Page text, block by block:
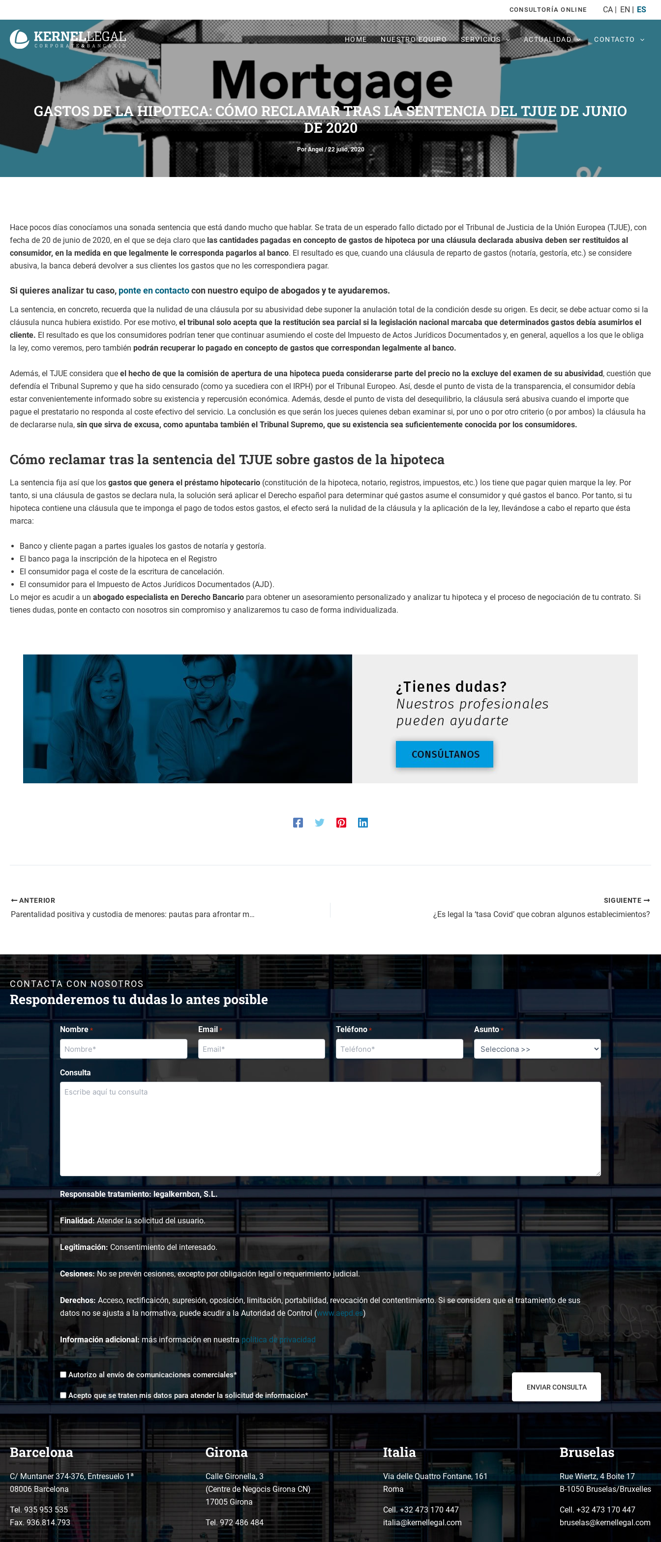
al
contenido
CONSULTORÍA ONLINE CA EN ES
HOME NUESTRO EQUIPO SERVICIOS ACTUALIDAD CONTACTO
GASTOS DE LA HIPOTECA: CÓMO RECLAMAR TRAS LA SENTENCIA DEL TJUE DE JUNIO
DE 2020
PorAngel /22 julio, 2020
Hace pocos días conocíamos una sonada sentencia que está dando mucho que hablar. Se trata de un esperado fallo dictado por el Tribunal de Justicia de la Unión Europea (TJUE), con
fecha de 20 de junio de 2020, en el que se deja claro que las cantidades pagadas en concepto de gastos de hipoteca por una cláusula declarada abusiva deben ser restituidos al
consumidor, en la medida en que legalmente le corresponda pagarlos al banco. El resultado es que, cuando una cláusula de reparto de gastos (notaría, gestoría, etc.) se considere
abusiva, la banca deberá devolver a sus clientes los gastos que no les correspondiera pagar.
Si quieres analizar tu caso, ponte en contacto con nuestro equipo de abogados y te ayudaremos.
La sentencia, en concreto, recuerda que la nulidad de una cláusula por su abusividad debe suponer la anulación total de la condición desde su origen. Es decir, se debe actuar como si la
cláusula nunca hubiera existido. Por ese motivo, el tribunal solo acepta que la restitución sea parcial si la legislación nacional marcaba que determinados gastos debía asumirlos el
cliente. El resultado es que los consumidores podrían tener que continuar asumiendo el coste del Impuesto de Actos Jurídicos Documentados y, en general, aquellos a los que le obliga
la ley, como veremos, pero también podrán recuperar lo pagado en concepto de gastos que correspondan legalmente al banco.
Además, el TJUE considera que el hecho de que la comisión de apertura de una hipoteca pueda considerarse parte del precio no la excluye del examen de su abusividad, cuestión que
defendía el Tribunal Supremo y que ha sido censurado (como ya sucediera con el IRPH) por el Tribunal Europeo. Así, desde el punto de vista de la transparencia, el consumidor debía
estar convenientemente informado sobre su existencia y repercusión económica. Además, desde el punto de vista del desequilibrio, la cláusula será abusiva cuando el importe que
pague el prestatario no responda al coste efectivo del servicio. La conclusión es que serán los jueces quienes deban examinar si, por uno o por otro criterio (o por ambos) la cláusula ha
de declararse nula, sin que sirva de excusa, como apuntaba también el Tribunal Supremo, que su existencia sea suficientemente conocida por los consumidores.
Cómo reclamar tras la sentencia del TJUE sobre gastos de la hipoteca
La sentencia fija así que los gastos que genera el préstamo hipotecario (constitución de la hipoteca, notario, registros, impuestos, etc.) los tiene que pagar quien marque la ley. Por
tanto, si una cláusula de gastos se declara nula, la solución será aplicar el Derecho español para determinar qué gastos asume el consumidor y qué gastos el banco. Por tanto, si tu
hipoteca contiene una cláusula que te imponga el pago de todos estos gastos, el efecto será la nulidad de la cláusula y la aplicación de la ley, llevándose a cabo el reparto que ésta
marca:
Banco y cliente pagan a partes iguales los gastos de notaría y gestoría.
El banco paga la inscripción de la hipoteca en el Registro
El consumidor paga el coste de la escritura de cancelación.
El consumidor para el Impuesto de Actos Jurídicos Documentados (AJD).
Lo mejor es acudir a un abogado especialista en Derecho Bancario para obtener un asesoramiento personalizado y analizar tu hipoteca y el proceso de negociación de tu contrato. Si
tienes dudas, ponte en contacto con nosotros sin compromiso y analizaremos tu caso de forma individualizada.
ANTERIOR
Parentalidad positiva y custodia de menores: pautas para afrontar mejor el divorcio
SIGUIENTE
¿Es legal la ‘tasa Covid’ que cobran algunos establecimientos?
CONTACTA CON NOSOTROS
Responderemos tu dudas lo antes posible
Nombre * Email * Teléfono * Asunto *
Consulta
Responsable tratamiento: legalkernbcn, S.L.
Finalidad:Atender la solicitud del usuario.
Legitimación: Consentimiento del interesado.
Cesiones:No se prevén cesiones, excepto por obligación legal o requerimiento judicial.
Derechos: Acceso, rectificaicón, supresión, oposición, limitación, portabilidad, revocación del contentimiento. Si se considera que el tratamiento de sus
datos no se ajusta a la normativa, puede acudir a la Autoridad de Control (www.aepd.es)
Información adicional: más información en nuestra política de privacidad
Envíos
comerciales
*
Autorizo al envío de comunicaciones comerciales*
Aceptación
tratamiento
de
*
Acepto que se traten mis datos para atender la solicitud de información*
Barcelona
C/ Muntaner 374-376, Entresuelo 1ª
08006 Barcelona
Tel. 935 953 535
Fax. 936.814.793
Girona
Calle Gironella, 3
(Centre de Negocis Girona CN)
17005 Girona
Tel.972 486 484
Italia
Via delle Quattro Fontane, 161
Roma
Cell. +32 473 170 447
italia@kernellegal.com
Bruselas
Rue Wiertz, 4 Boite 17
B-1050 Bruselas/Bruxelles
Cell. +32 473 170 447
bruselas@kernellegal.com